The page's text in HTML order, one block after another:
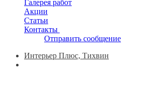
Галерея работ
Акции
Статьи
Контакты
Отправить сообщение
Интерьер Плюс, Тихвин